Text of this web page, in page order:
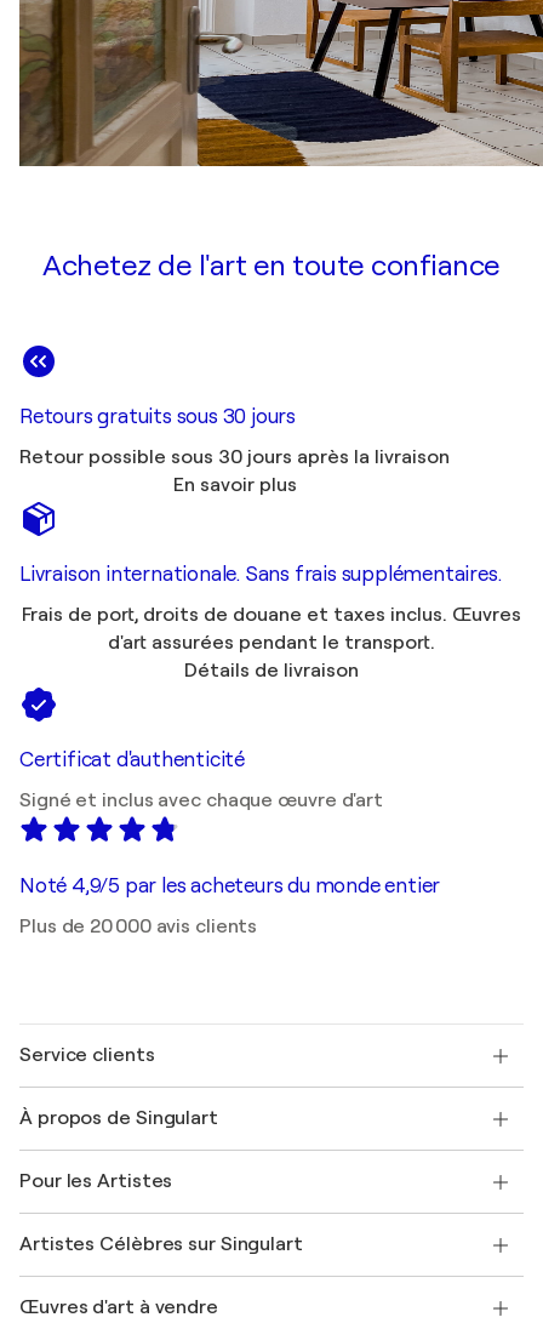
Achetez de l'art en toute confiance
Retours gratuits sous 30 jours
Retour possible sous 30 jours après la livraison
En savoir plus
Livraison internationale. Sans frais supplémentaires.
Frais de port, droits de douane et taxes inclus. Œuvres
d'art assurées pendant le transport.
Détails de livraison
Certificat d'authenticité
Signé et inclus avec chaque œuvre d'art
Noté 4,9/5 par les acheteurs du monde entier
Plus de 20 000 avis clients
Service clients
Expédition
Offrir une carte cadeau
Rejoignez notre programme commercial
Mon compte
+33 1 76 44 06 42
À propos de Singulart
FAQ
Magazine Singulart
Emplois
Découvrez une sélection d'art original
Pour les Artistes
Se connecter en tant qu'Artiste
Artistes Célèbres sur Singulart
Marc Chagall
Œuvres d'art à vendre